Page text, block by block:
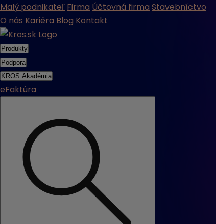
Malý podnikateľ Firma Účtovná firma Stavebníctvo
O nás Kariéra Blog Kontakt
Produkty
Podpora
KROS Akadémia
eFaktúra